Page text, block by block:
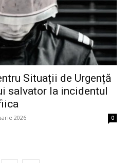
Situații de Urgență
salvator la incidentul
2026 0